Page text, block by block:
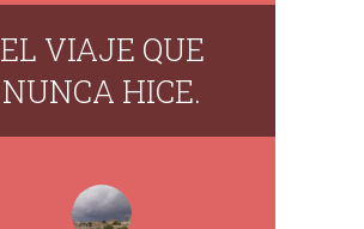
EL VIAJE QUE
NUNCA HICE.